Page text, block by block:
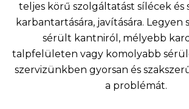
teljes körű szolgáltatást sílécek és
karbantartására, javítására. Legyen
sérült kantniról, mélyebb
talpfelületen vagy komolyabb
szervizünkben gyorsan és
a problémát.